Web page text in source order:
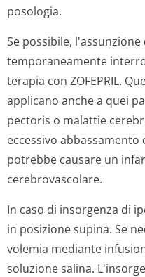
posologia.
Se possibile,
temporaneamente
terapia con ZOFEPRIL.
applicano anche a quei
pectoris o malattie
eccessivo
potrebbe causare un
cerebrovascolare.
In caso di insorgenza di
in posizione supina. Se
volemia mediante
soluzione salina.